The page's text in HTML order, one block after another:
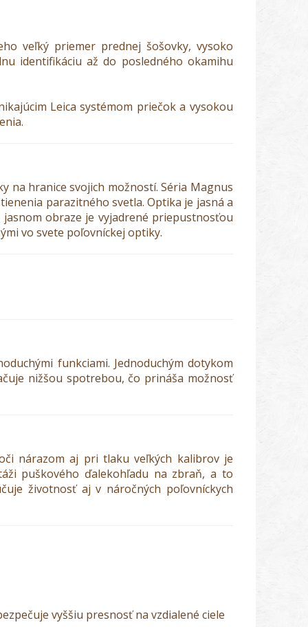
veľký priemer prednej šošovky, vysoko
identifikáciu až do posledného okamihu
Leica systémom priečok a vysokou
na hranice svojich možností. Séria Magnus
parazitného svetla. Optika je jasná a
obraze je vyjadrené priepustnosťou
vo svete poľovníckej optiky.
funkciami. Jednoduchým dotykom
nižšou spotrebou, čo prináša možnosť
nárazom aj pri tlaku veľkých kalibrov je
puškového ďalekohľadu na zbraň, a to
životnosť aj v náročných poľovníckych
vyššiu presnosť na vzdialené ciele